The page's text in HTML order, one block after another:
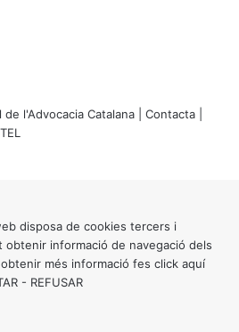
l'Advocacia Catalana | Contacta
disposa de cookies tercers i
informació de navegació dels
més informació fes click aquí
- REFUSAR